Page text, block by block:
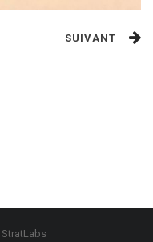
SUIVANT
StratLabs